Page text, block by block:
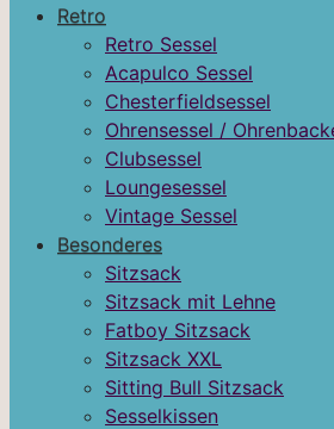
Retro
Retro Sessel
Acapulco Sessel
Chesterfieldsessel
Ohrensessel /
Clubsessel
Loungesessel
Vintage Sessel
Besonderes
Sitzsack
Sitzsack mit Lehne
Fatboy Sitzsack
Sitzsack XXL
Sitting Bull Sitzsack
Sesselkissen